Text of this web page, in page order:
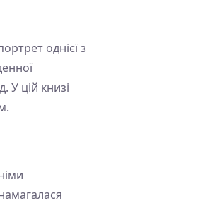
однієї з
У цій книзі